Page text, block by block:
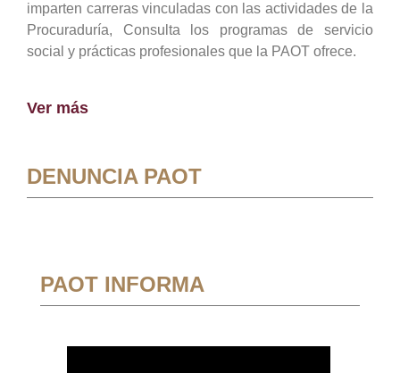
imparten carreras vinculadas con las actividades de la
Procuraduría, Consulta los programas de servicio
social y prácticas profesionales que la PAOT ofrece.
Ver más
DENUNCIA PAOT
PAOT INFORMA